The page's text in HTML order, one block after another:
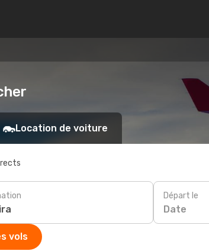
Location de voiture
Départ le
Date
vols